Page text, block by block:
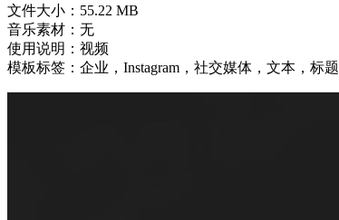
文件大小：55.22 MB
音乐素材：无
使用说明：视频
模板标签：企业，Instagram，社交媒体，文本，标题